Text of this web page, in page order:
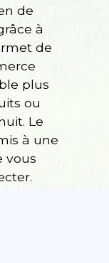
de
à
de
plus
ou
Le
à une
vous